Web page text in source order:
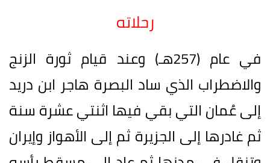
رحلاته
في عام (257هـ) وعند قيام ثورة الزنج
والاضطراب الذي ساد البصرة هاجر ابن دريد
إلى عُمان التي بقي فيها اثنتي عشرة سنة
ثم غادرها إلى الجزيرة ثم إلى الأهواز وإيران